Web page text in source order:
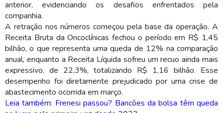
anterior, evidenciando os desafios enfrentados pela
companhia.
A retração nos números começou pela base da operação. A
Receita Bruta da Oncoclínicas fechou o período em R$ 1,45
bilhão, o que representa uma queda de 12% na comparação
anual, enquanto a Receita Líquida sofreu um recuo ainda mais
expressivo, de 22,3%, totalizando R$ 1,16 bilhão. Esse
desempenho foi diretamente prejudicado por uma crise de
abastecimento ocorrida em março.
Leia também: Frenesi passou? Bancões da bolsa têm queda